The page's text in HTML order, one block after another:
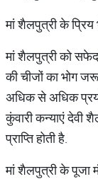
मां शैलपुत्री के
मां शैलपुत्री को
की चीजों का भोग
अधिक से अधिक
कुंवारी कन्याएं देवी
प्राप्ति होती है.
मां शैलपुत्री के पूजा